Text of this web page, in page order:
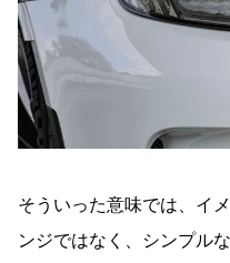
そういった意味では、イ
ンジではなく、シンプル